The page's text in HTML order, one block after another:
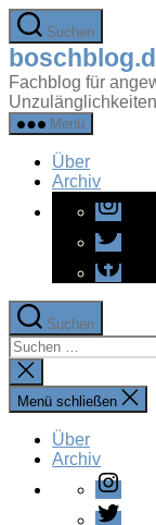
Zum
Inhalt
springen
Suchen
Fachblog für
Menü
Über
Archiv
Twitter
Suchen
Suchen
nach:
Suche
schließen
Menü schließen
Über
Archiv
Twitter